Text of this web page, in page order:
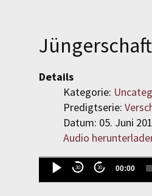
REGISTRIEREN
Evangelisch-
Baptistengemeinde
Jüngerschaft
Details
Kategorie:
Predigtserie:
Datum: 05. Juni
Audio
Audio-
Player
30 30 00:00